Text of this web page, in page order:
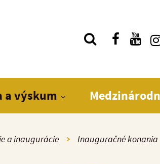
a výskum
a inaugurácie Inauguračné konania